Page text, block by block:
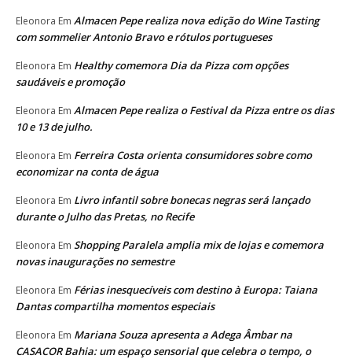
Eleonora Em Almacen Pepe realiza nova edição do Wine Tasting
com sommelier Antonio Bravo e rótulos portugueses
Eleonora Em Healthy comemora Dia da Pizza com opções
saudáveis e promoção
Eleonora Em Almacen Pepe realiza o Festival da Pizza entre os dias
10 e 13 de julho.
Eleonora Em Ferreira Costa orienta consumidores sobre como
economizar na conta de água
Eleonora Em Livro infantil sobre bonecas negras será lançado
durante o Julho das Pretas, no Recife
Eleonora Em Shopping Paralela amplia mix de lojas e comemora
novas inaugurações no semestre
Eleonora Em Férias inesquecíveis com destino à Europa: Taiana
Dantas compartilha momentos especiais
Eleonora Em Mariana Souza apresenta a Adega Âmbar na
CASACOR Bahia: um espaço sensorial que celebra o tempo, o